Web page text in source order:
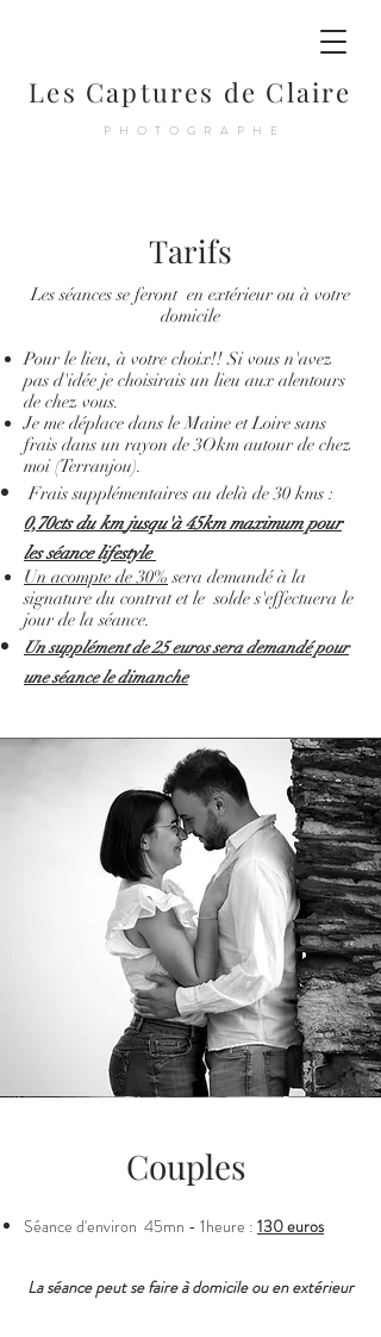
Les Captures de Claire
PHOTOGRAPHE
Tarifs
Les séances se feront en extérieur ou à votre
domicile
Pour le lieu, à votre choix!! Si vous n'avez
pas d'idée je choisirais un lieu aux alentours
de chez vous.
Je me déplace dans le Maine et Loire sans
frais dans un rayon de 3Okm autour de chez
moi (Terranjou).
Frais supplémentaires au delà de 30 kms :
0,70cts du kmjusqu'à 45km maximum pour
les séance lifestyle
Un acompte de 30% sera demandé à la
signature du contrat et le solde s'effectuera le
jour de la séance.
Un supplément de 25 euros sera demandé pour
une séance le dimanche
Couples
Séance d'environ 45mn - 1heure : 130 euros
La séance peut se faire à domicile ou en extérieur